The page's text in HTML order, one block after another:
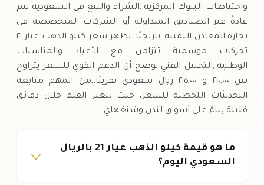
واحتياطات البنوك المركزية.,الشراء والبيع في السعودية يتم
عادةً عبر الصناديق المتداولة أو الشركات المتخصصة في
تجارة المعادن الثمينة.,تاريخيًا، يظهر سعر كيلو الذهب عيار ٢١
تحركات موسمية تتزامن مع الأعياد والمناسبات
الوطنية.,التحليل الفني يوضح أن الدعم القوي للسعر يتراوح
بين ٢١٠,٠٠٠ و ٢١٥,٠٠٠ ريال سعودي تقريبًا.,من المهم متابعة
التحديثات اللحظية للسعر، حيث تتغير القيم خلال دقائق
قليلة بناءً على أسواق لندن وشنغهاي.
ما هو قيمة كيلو الذهب عيار 21 بالريال
السعودي اليوم؟